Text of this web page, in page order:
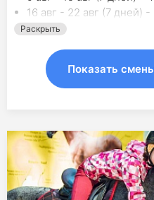
16 авг - 22 авг (7 дней) -
Раскрыть
Показать